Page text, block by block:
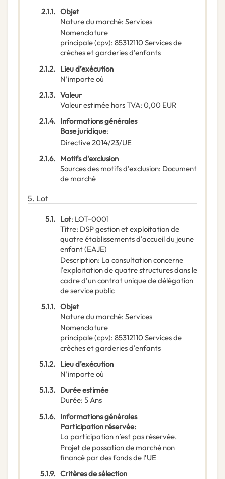
2.1.1. Objet
Nature du marché: Services
Nomenclature
principale(cpv): 85312110 Services de
crèches et garderies d'enfants
2.1.2. Lieu d’exécution
N’importe où
2.1.3. Valeur
Valeur estimée hors TVA: 0,00 EUR
2.1.4. Informations générales
Base juridique:
Directive 2014/23/UE
2.1.6. Motifs d’exclusion
Sources des motifs d'exclusion: Document
de marché
5. Lot
5.1. Lot: LOT-0001
Titre: DSP gestion et exploitation de
quatre établissements d'accueil du jeune
enfant (EAJE)
Description: La consultation concerne
l'exploitation de quatre structures dans le
cadre d'un contrat unique de délégation
de service public
5.1.1. Objet
Nature du marché: Services
Nomenclature
principale(cpv): 85312110 Services de
crèches et garderies d'enfants
5.1.2. Lieu d’exécution
N’importe où
5.1.3. Durée estimée
Durée: 5Ans
5.1.6. Informations générales
Participation réservée:
La participation n’est pas réservée.
Projet de passation de marché non
financé par des fonds de l’UE
5.1.9. Critères de sélection